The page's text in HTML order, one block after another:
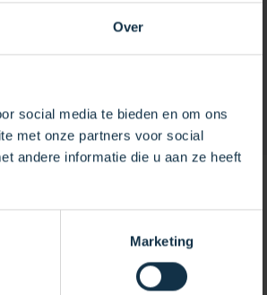
Over
social media te bieden en om ons
met onze partners voor social
andere informatie die u aan ze heeft
Marketing